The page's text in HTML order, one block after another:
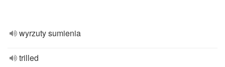
wyrzuty sumienia
trilled